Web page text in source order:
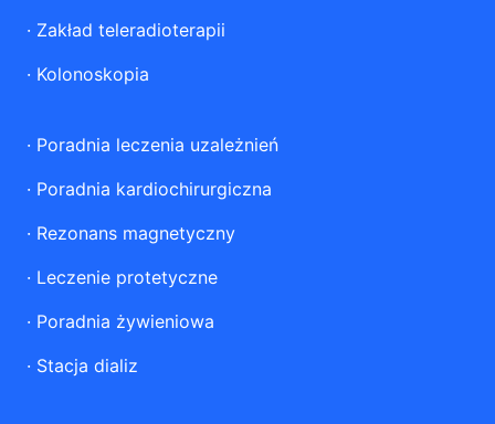
· Zakład teleradioterapii
· Kolonoskopia
· Poradnia leczenia uzależnień
· Poradnia kardiochirurgiczna
· Rezonans magnetyczny
· Leczenie protetyczne
· Poradnia żywieniowa
· Stacja dializ